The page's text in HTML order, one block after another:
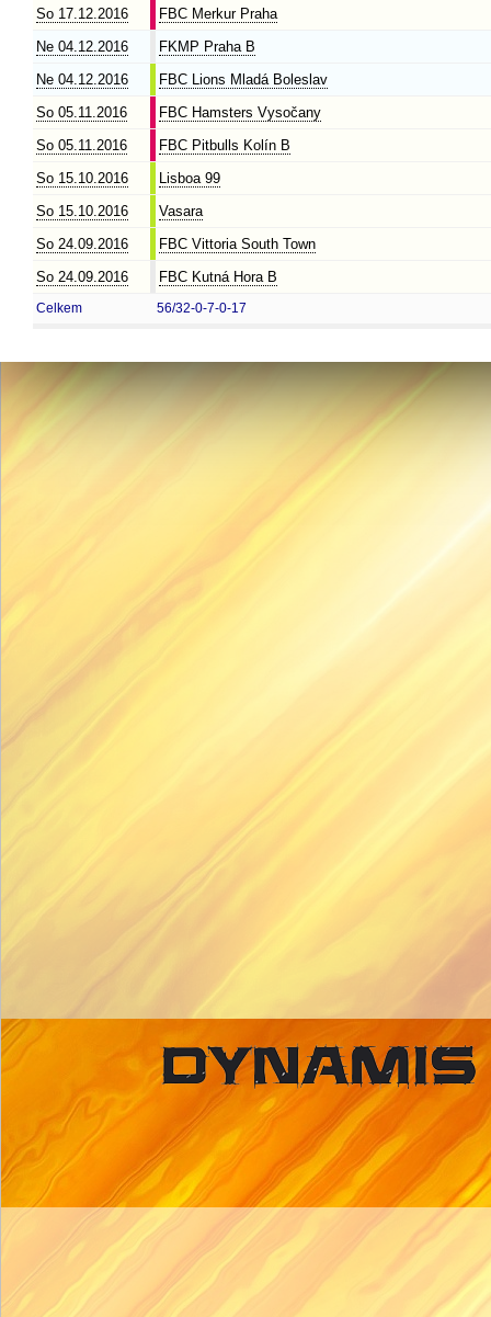
So 17.12.2016
FBC Merkur Praha
Ne 04.12.2016
FKMP Praha B
Ne 04.12.2016
FBC Lions Mladá Boleslav
So 05.11.2016
FBC Hamsters Vysočany
So 05.11.2016
FBC Pitbulls Kolín B
So 15.10.2016
Lisboa 99
So 15.10.2016
Vasara
So 24.09.2016
FBC Vittoria South Town
So 24.09.2016
FBC Kutná Hora B
Celkem 56/32-0-7-0-17